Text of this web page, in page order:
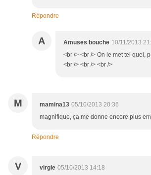
Répondre
A Amuses bouche 10/11/2013
<br /> <br /> On le met tel quel,
<br /> <br /> <br />
M mamina13 05/10/2013 20:36
magnifique, ça me donne encore plus
Répondre
V virgie 05/10/2013 14:18